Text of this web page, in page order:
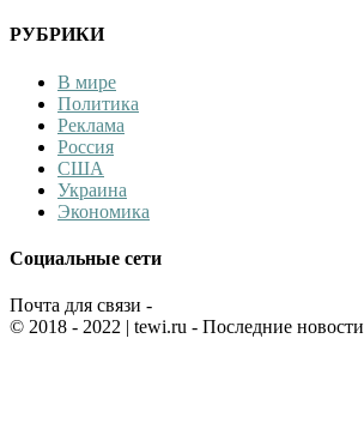
РУБРИКИ
В мире
Политика
Реклама
Россия
США
Украина
Экономика
Социальные сети
Почта для связи -
© 2018 - 2022 | tewi.ru - Последние новости